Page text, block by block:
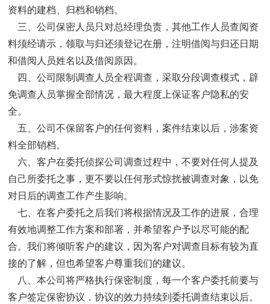
资料的建档、归档和销档。
三、公司保密人员只对总经理负责，其他工作人员查阅资
料须经请示，领取与归还须登记在册，注明借阅与归还日期
和借阅人员姓名以及借阅原因。
四、公司限制调查人员全程调查，采取分段调查模式，辟
免调查人员掌握全部情况，最大程度上保证客户隐私的安
全。
五、公司不保留客户的任何资料，案件结束以后，涉案资
料全部销档。
六、客户在委托侦探公司调查过程中，不要对任何人提及
自己所委托之事，更不要以任何形式惊扰被调查对象，以免
对日后的调查工作产生影响。
七、在客户委托之后我们将根据情况及工作的进展，合理
有效地调整工作方案和部署，并希望客户予以尽可能的配
合。我们将倾听客户的建议，因为客户对调查目标有较为直
接的了解，但也希望客户尊重我们的建议。
八、本公司将严格执行保密制度，每一个客户委托前要与
客户签定保密协议，协议的效力持续到委托调查结束以后。